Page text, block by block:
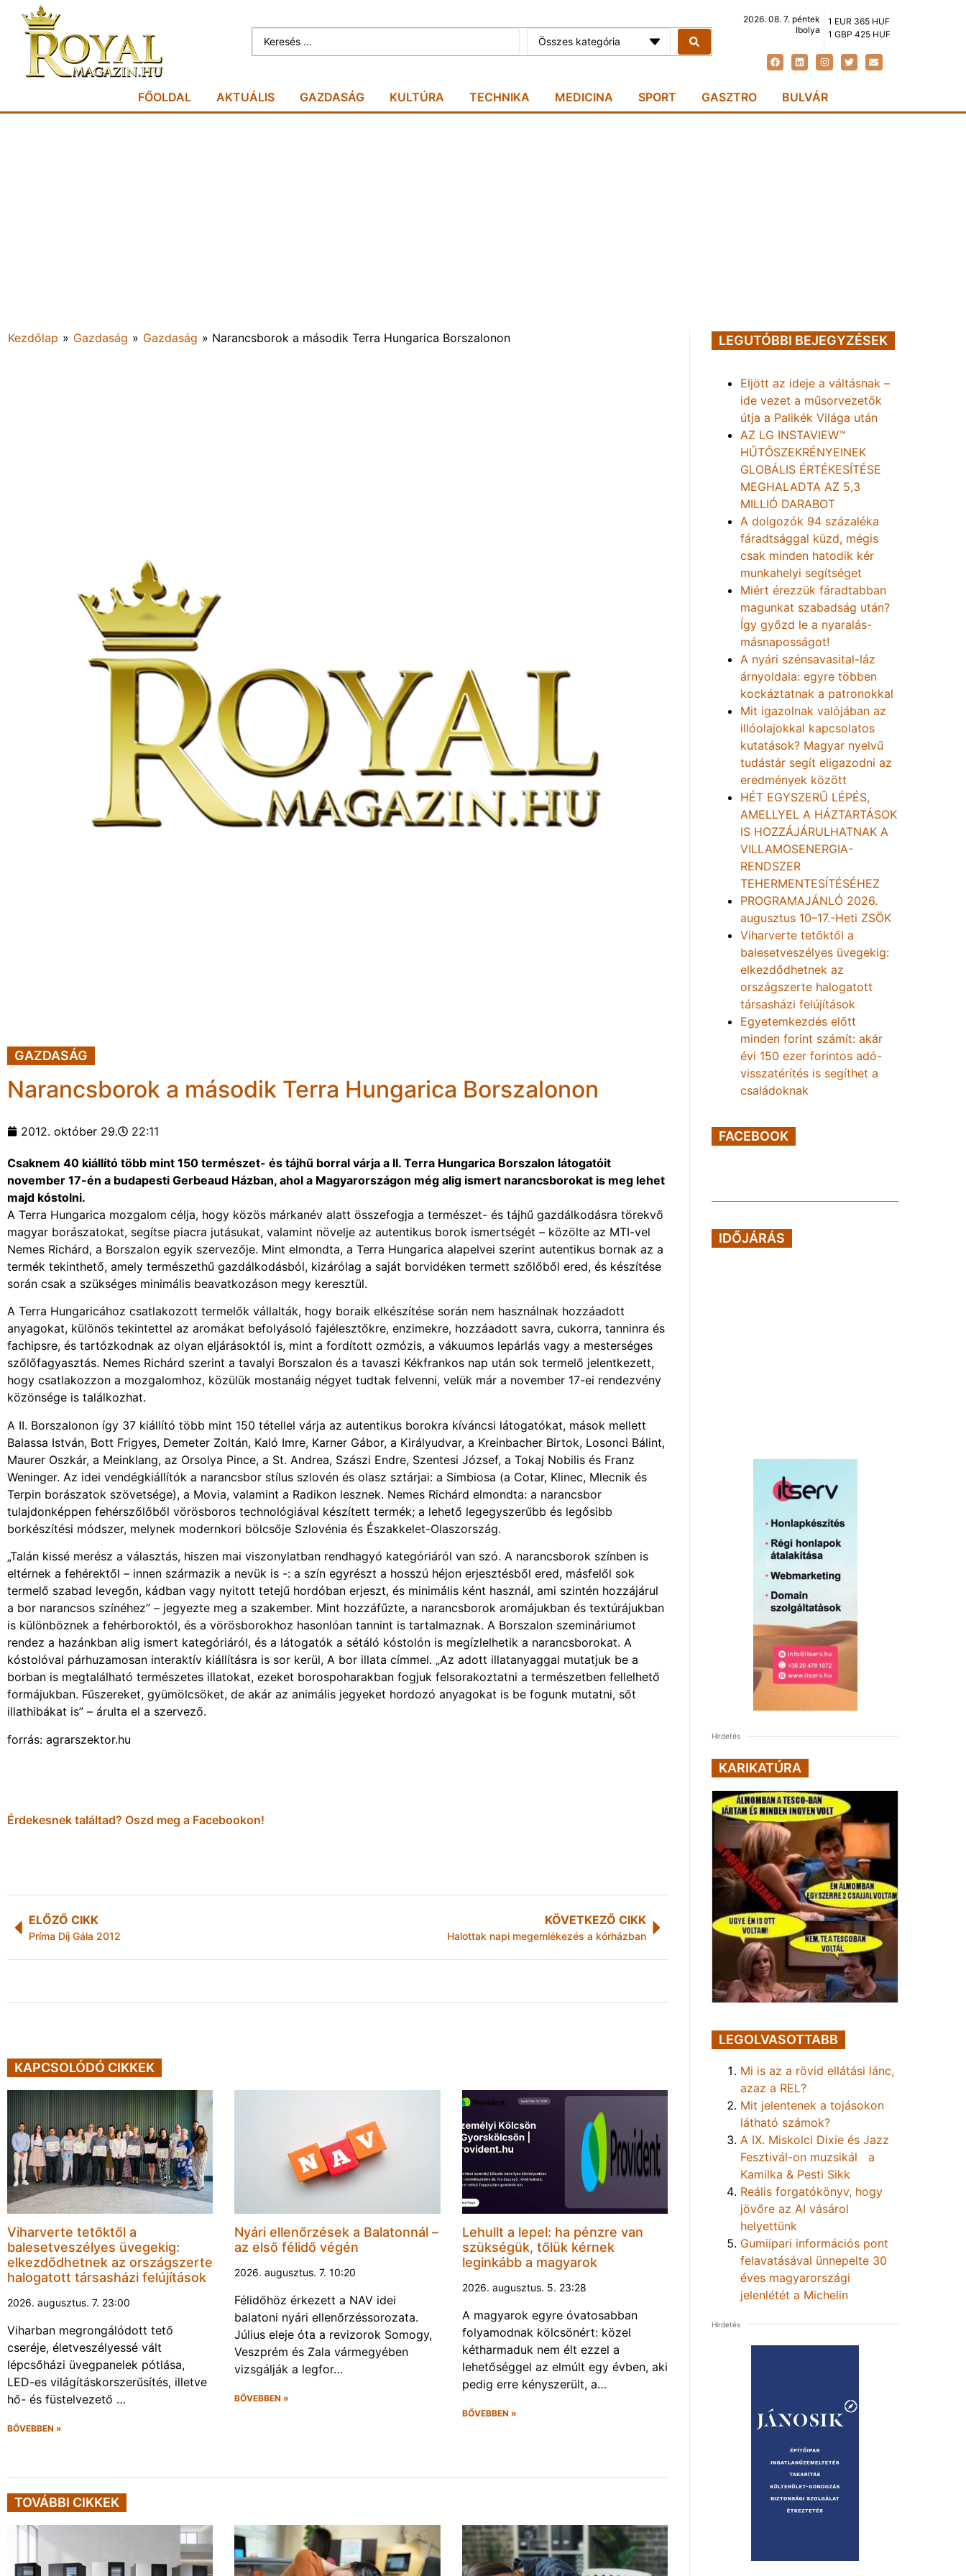
Összes kategória
2026. 08. 7. péntek
Ibolya
1 EUR 365 HUF
1 GBP 425 HUF
FŐOLDAL AKTUÁLIS GAZDASÁG KULTÚRA TECHNIKA MEDICINA SPORT GASZTRO BULVÁR
Kezdőlap » Gazdaság » Gazdaság » Narancsborok a második Terra Hungarica Borszalonon
GAZDASÁG
Narancsborok a második Terra Hungarica Borszalonon
2012. október 29. 22:11
Csaknem 40 kiállító több mint 150 természet- és tájhű borral várja a II. Terra Hungarica Borszalon látogatóit
november 17-én a budapesti Gerbeaud Házban, ahol a Magyarországon még alig ismert narancsborokat is meg lehet
majd kóstolni.
A Terra Hungarica mozgalom célja, hogy közös márkanév alatt összefogja a természet- és tájhű gazdálkodásra törekvő
magyar borászatokat, segítse piacra jutásukat, valamint növelje az autentikus borok ismertségét – közölte az MTI-vel
Nemes Richárd, a Borszalon egyik szervezője. Mint elmondta, a Terra Hungarica alapelvei szerint autentikus bornak az a
termék tekinthető, amely természethű gazdálkodásból, kizárólag a saját borvidéken termett szőlőből ered, és készítése
során csak a szükséges minimális beavatkozáson megy keresztül.
A Terra Hungaricához csatlakozott termelők vállalták, hogy boraik elkészítése során nem használnak hozzáadott
anyagokat, különös tekintettel az aromákat befolyásoló fajélesztőkre, enzimekre, hozzáadott savra, cukorra, tanninra és
fachipsre, és tartózkodnak az olyan eljárásoktól is, mint a fordított ozmózis, a vákuumos lepárlás vagy a mesterséges
szőlőfagyasztás. Nemes Richárd szerint a tavalyi Borszalon és a tavaszi Kékfrankos nap után sok termelő jelentkezett,
hogy csatlakozzon a mozgalomhoz, közülük mostanáig négyet tudtak felvenni, velük már a november 17-ei rendezvény
közönsége is találkozhat.
A II. Borszalonon így 37 kiállító több mint 150 tétellel várja az autentikus borokra kíváncsi látogatókat, mások mellett
Balassa István, Bott Frigyes, Demeter Zoltán, Kaló Imre, Karner Gábor, a Királyudvar, a Kreinbacher Birtok, Losonci Bálint,
Maurer Oszkár, a Meinklang, az Orsolya Pince, a St. Andrea, Szászi Endre, Szentesi József, a Tokaj Nobilis és Franz
Weninger. Az idei vendégkiállítók a narancsbor stílus szlovén és olasz sztárjai: a Simbiosa (a Cotar, Klinec, Mlecnik és
Terpin borászatok szövetsége), a Movia, valamint a Radikon lesznek. Nemes Richárd elmondta: a narancsbor
tulajdonképpen fehérszőlőből vörösboros technológiával készített termék; a lehető legegyszerűbb és legősibb
borkészítési módszer, melynek modernkori bölcsője Szlovénia és Északkelet-Olaszország.
„Talán kissé merész a választás, hiszen mai viszonylatban rendhagyó kategóriáról van szó. A narancsborok színben is
eltérnek a fehérektől – innen származik a nevük is -: a szín egyrészt a hosszú héjon erjesztésből ered, másfelől sok
termelő szabad levegőn, kádban vagy nyitott tetejű hordóban erjeszt, és minimális ként használ, ami szintén hozzájárul
a bor narancsos színéhez” – jegyezte meg a szakember. Mint hozzáfűzte, a narancsborok aromájukban és textúrájukban
is különböznek a fehérboroktól, és a vörösborokhoz hasonlóan tannint is tartalmaznak. A Borszalon szemináriumot
rendez a hazánkban alig ismert kategóriáról, és a látogatók a sétáló kóstolón is megízlelhetik a narancsborokat. A
kóstolóval párhuzamosan interaktív kiállításra is sor kerül, A bor illata címmel. „Az adott illatanyaggal mutatjuk be a
borban is megtalálható természetes illatokat, ezeket borospoharakban fogjuk felsorakoztatni a természetben fellelhető
formájukban. Fűszereket, gyümölcsöket, de akár az animális jegyeket hordozó anyagokat is be fogunk mutatni, sőt
illathibákat is” – árulta el a szervező.
forrás: agrarszektor.hu
Érdekesnek találtad? Oszd meg a Facebookon!
ELŐZŐ CIKK
Príma Díj Gála 2012
KÖVETKEZŐ CIKK
Halottak napi megemlékezés a kórházban
KAPCSOLÓDÓ CIKKEK
Viharverte tetőktől a
balesetveszélyes üvegekig:
elkezdődhetnek az országszerte
halogatott társasházi felújítások
2026. augusztus. 7. 23:00
Viharban megrongálódott tető
cseréje, életveszélyessé vált
lépcsőházi üvegpanelek pótlása,
LED-es világításkorszerűsítés, illetve
hő- és füstelvezető …
BŐVEBBEN »
Nyári ellenőrzések a Balatonnál –
az első félidő végén
2026. augusztus. 7. 10:20
Félidőhöz érkezett a NAV idei
balatoni nyári ellenőrzéssorozata.
Július eleje óta a revizorok Somogy,
Veszprém és Zala vármegyében
vizsgálják a legfor…
BŐVEBBEN »
Lehullt a lepel: ha pénzre van
szükségük, tőlük kérnek
leginkább a magyarok
2026. augusztus. 5. 23:28
A magyarok egyre óvatosabban
folyamodnak kölcsönért: közel
kétharmaduk nem élt ezzel a
lehetőséggel az elmúlt egy évben, aki
pedig erre kényszerült, a…
BŐVEBBEN »
TOVÁBBI CIKKEK
LEGUTÓBBI BEJEGYZÉSEK
Eljött az ideje a váltásnak –
ide vezet a műsorvezetők
útja a Palikék Világa után
AZ LG INSTAVIEW™
HŰTŐSZEKRÉNYEINEK
GLOBÁLIS ÉRTÉKESÍTÉSE
MEGHALADTA AZ 5,3
MILLIÓ DARABOT
A dolgozók 94 százaléka
fáradtsággal küzd, mégis
csak minden hatodik kér
munkahelyi segítséget
Miért érezzük fáradtabban
magunkat szabadság után?
Így győzd le a nyaralás-
másnaposságot!
A nyári szénsavasital-láz
árnyoldala: egyre többen
kockáztatnak a patronokkal
Mit igazolnak valójában az
illóolajokkal kapcsolatos
kutatások? Magyar nyelvű
tudástár segít eligazodni az
eredmények között
HÉT EGYSZERŰ LÉPÉS,
AMELLYEL A HÁZTARTÁSOK
IS HOZZÁJÁRULHATNAK A
VILLAMOSENERGIA-
RENDSZER
TEHERMENTESÍTÉSÉHEZ
PROGRAMAJÁNLÓ 2026.
augusztus 10–17.-Heti ZSÖK
Viharverte tetőktől a
balesetveszélyes üvegekig:
elkezdődhetnek az
országszerte halogatott
társasházi felújítások
Egyetemkezdés előtt
minden forint számít: akár
évi 150 ezer forintos adó-
visszatérítés is segíthet a
családoknak
FACEBOOK
IDŐJÁRÁS
Hirdetés
KARIKATÚRA
LEGOLVASOTTABB
Mi is az a rövid ellátási lánc,
azaz a REL?
Mit jelentenek a tojásokon
látható számok?
A IX. Miskolci Dixie és Jazz
Fesztivál-on muzsikál a
Kamilka & Pesti Sikk
Reális forgatókönyv, hogy
jövőre az AI vásárol
helyettünk
Gumiipari információs pont
felavatásával ünnepelte 30
éves magyarországi
jelenlétét a Michelin
Hirdetés